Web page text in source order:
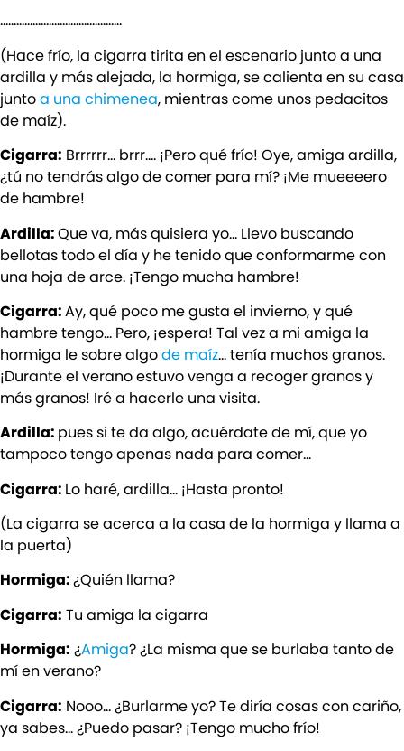
………………………………………
(Hace frío, la cigarra tirita en el escenario junto a una
ardilla y más alejada, la hormiga, se calienta en su casa
juntoa una chimenea, mientras come unos pedacitos
de maíz).
Cigarra: Brrrrrr… brrr…. ¡Pero qué frío! Oye, amiga ardilla,
¿tú no tendrás algo de comer para mí? ¡Me mueeeero
de hambre!
Ardilla:Que va, más quisiera yo… Llevo buscando
bellotas todo el día y he tenido que conformarme con
una hoja de arce. ¡Tengo mucha hambre!
Cigarra:Ay, qué poco me gusta el invierno, y qué
hambre tengo… Pero, ¡espera! Tal vez a mi amiga la
hormiga le sobre algode maíz… tenía muchos granos.
¡Durante el verano estuvo venga a recoger granos y
más granos! Iré a hacerle una visita.
Ardilla: pues si te da algo, acuérdate de mí, que yo
tampoco tengo apenas nada para comer…
Cigarra: Lo haré, ardilla… ¡Hasta pronto!
(La cigarra se acerca a la casa de la hormiga y llama a
la puerta)
Hormiga:¿Quién llama?
Cigarra: Tu amiga la cigarra
Hormiga: ¿Amiga? ¿La misma que se burlaba tanto de
mí en verano?
Cigarra: Nooo… ¿Burlarme yo? Te diría cosas con cariño,
ya sabes… ¿Puedo pasar? ¡Tengo mucho frío!